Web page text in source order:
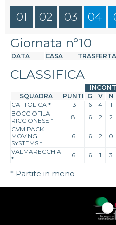
01 02 03 04
Giornata n°10
DATA CASA TRASFERTA
CLASSIFICA
SQUADRA
PUNTI G V N
CATTOLICA * 13 6 4 1
BOCCIOFILA
RICCIONESE * 8 6 2 2
CVM PACK
MOVING
SYSTEMS *
6 6 2 0
VALMARECCHIA
*
6 6 1 3
* Partite in meno